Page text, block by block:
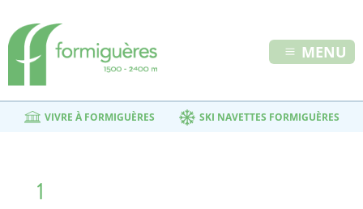
MENU
VIVRE À FORMIGUÈRES SKI NAVETTES FORMIGUÈRES
1